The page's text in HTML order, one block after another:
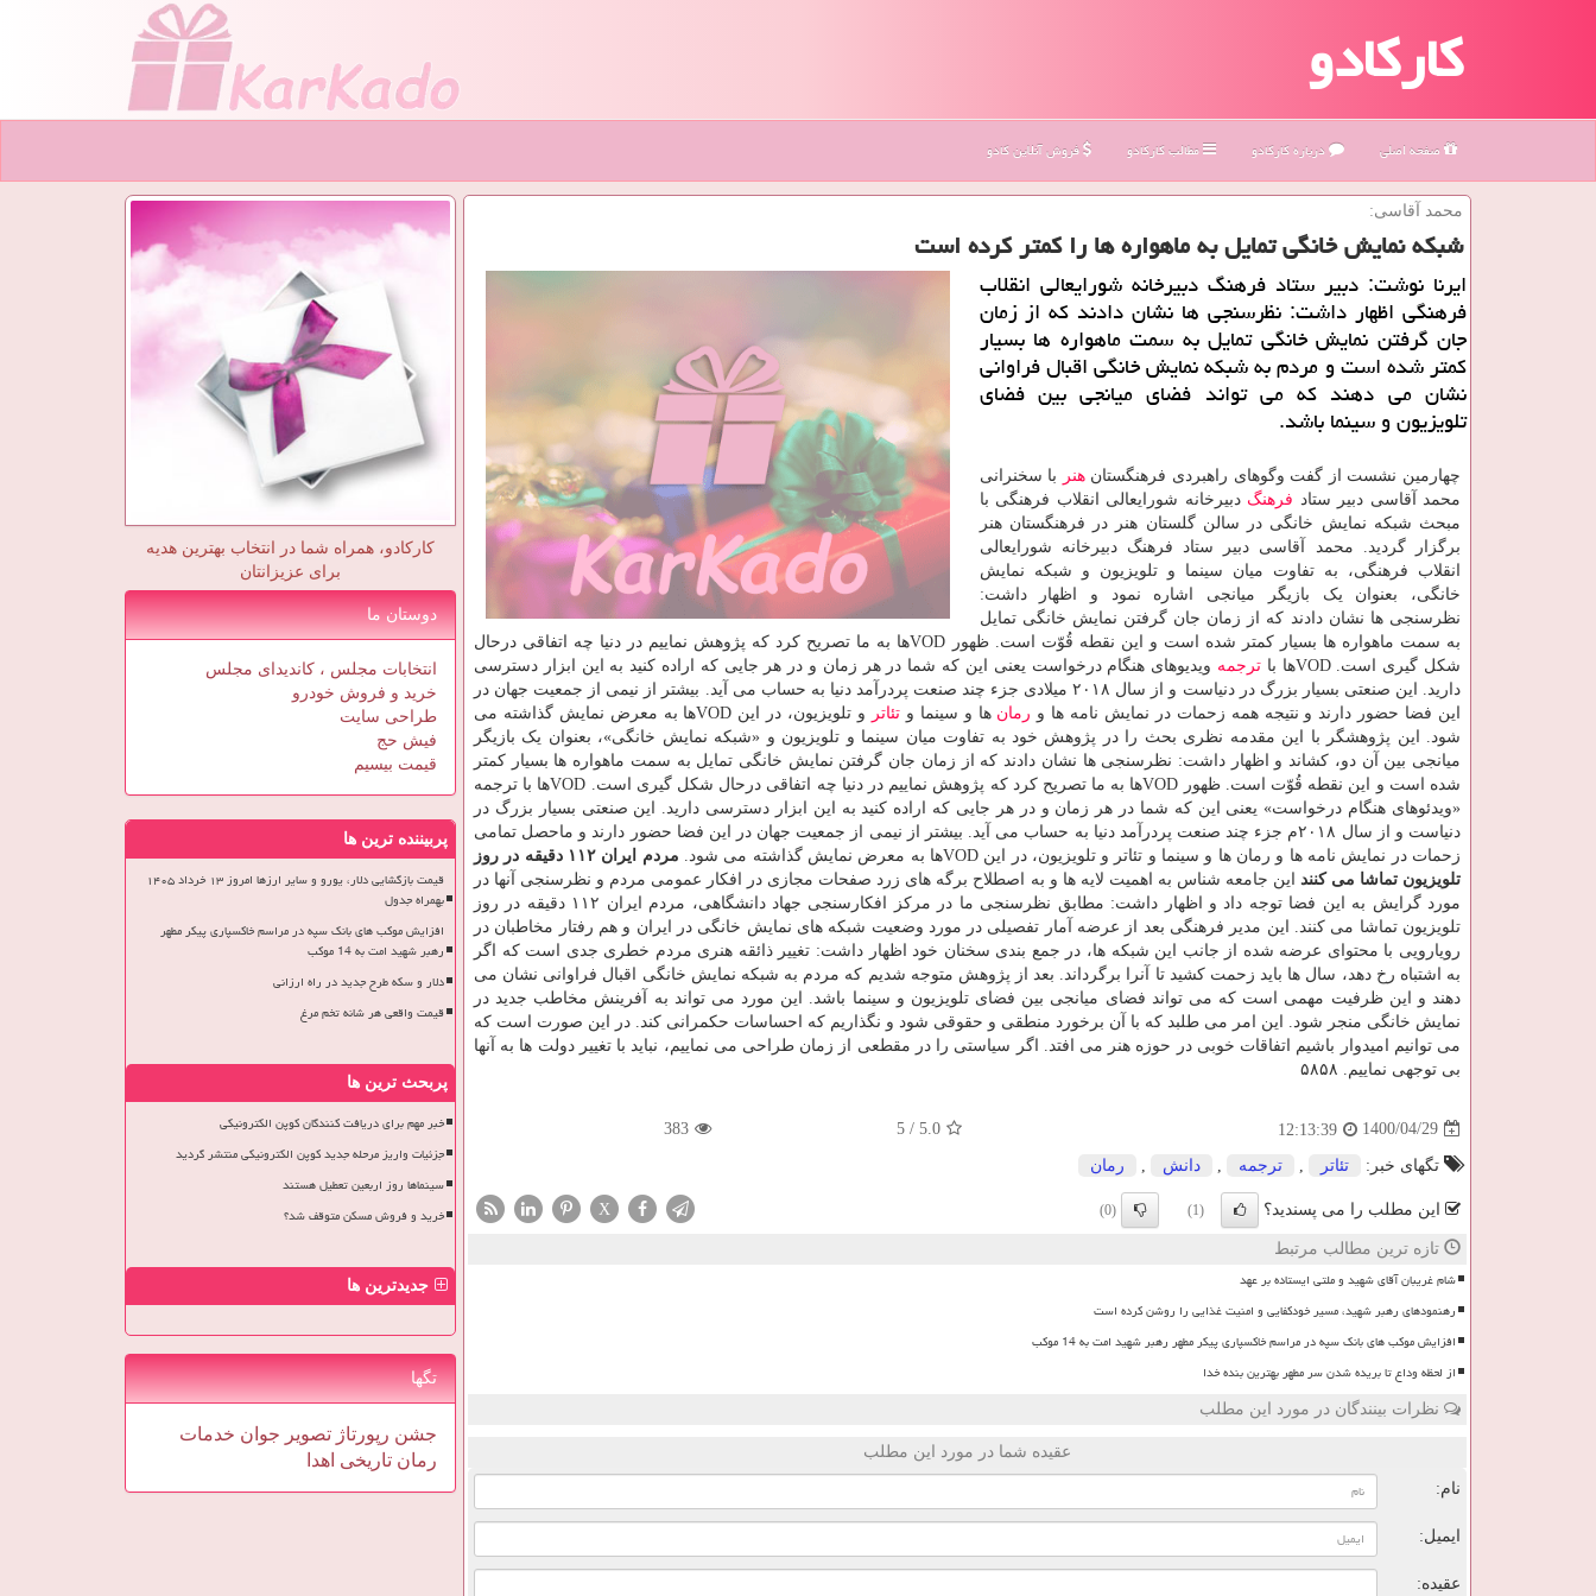
کارکادو
صفحه اصلی درباره كاركادو مطالب كاركادو فروش آنلاین کادو
محمد آقاسی:
شبكه نمایش خانگی تمایل به ماهواره ها را كمتر كرده است
ایرنا نوشت: دبیر ستاد فرهنگ دبیرخانه شورایعالی انقلاب
فرهنگی اظهار داشت: نظرسنجی ها نشان دادند که از زمان
جان گرفتن نمایش خانگی تمایل به سمت ماهواره ها بسیار
کمتر شده است و مردم به شبکه نمایش خانگی اقبال فراوانی
نشان می دهند که می تواند فضای میانجی بین فضای
تلویزیون و سینما باشد.
چهارمین نشست از گفت وگوهای راهبردی فرهنگستانهنر
با سخنرانی
محمد آقاسی دبیر ستاد فرهنگ دبیرخانه شورایعالی انقلاب فرهنگی با
مبحث شبکه نمایش خانگی در سالن گلستان هنر در فرهنگستان هنر
برگزار گردید. محمد آقاسی دبیر ستاد فرهنگ دبیرخانه شورایعالی
انقلاب فرهنگی، به تفاوت میان سینما و تلویزیون و شبکه نمایش
خانگی، بعنوان یک بازیگر میانجی اشاره نمود و اظهار داشت:
نظرسنجی ها نشان دادند که از زمان جان گرفتن نمایش خانگی تمایل
به سمت ماهواره ها بسیار کمتر شده است و این نقطه قُوّت است. ظهور VODها به ما تصریح کرد که پژوهش نماییم در دنیا چه اتفاقی درحال
شکل گیری است. VODها با
ترجمه ویدیوهای هنگام درخواست یعنی این که شما در هر زمان و در هر جایی که اراده کنید به این ابزار دسترسی
دارید. این صنعتی بسیار بزرگ در دنیاست و از سال ۲۰۱۸ میلادی جزء چند صنعت پردرآمد دنیا به حساب می آید. بیشتر از نیمی از جمعیت جهان در
این فضا حضور دارند و نتیجه همه زحمات در نمایش نامه ها و رمان ها و سینما وتئاتر
و تلویزیون، در این VODها به معرض نمایش گذاشته می
شود. این پژوهشگر با این مقدمه نظری بحث را در پژوهش خود به تفاوت میان سینما و تلویزیون و «شبکه نمایش خانگی»، بعنوان یک بازیگر
میانجی بین آن دو، کشاند و اظهار داشت: نظرسنجی ها نشان دادند که از زمان جان گرفتن نمایش خانگی تمایل به سمت ماهواره ها بسیار کمتر
شده است و این نقطه قُوّت است. ظهور VODها به ما تصریح کرد که پژوهش نماییم در دنیا چه اتفاقی درحال شکل گیری است. VODها با ترجمه
«ویدئوهای هنگام درخواست» یعنی این که شما در هر زمان و در هر جایی که اراده کنید به این ابزار دسترسی دارید. این صنعتی بسیار بزرگ در
دنیاست و از سال ۲۰۱۸م جزء چند صنعت پردرآمد دنیا به حساب می آید. بیشتر از نیمی از جمعیت جهان در این فضا حضور دارند و ماحصل تمامی
زحمات در نمایش نامه ها و رمان ها و سینما و تئاتر و تلویزیون، در این VODها به معرض نمایش گذاشته می شود.
مردم ایران ۱۱۲ دقیقه در روز
تلویزیون تماشا می کنند این جامعه شناس به اهمیت لایه ها و به اصطلاح برگه های زرد صفحات مجازی در افکار عمومی مردم و نظرسنجی آنها در
مورد گرایش به این فضا توجه داد و اظهار داشت: مطابق نظرسنجی ما در مرکز افکارسنجی جهاد دانشگاهی، مردم ایران ۱۱۲ دقیقه در روز
تلویزیون تماشا می کنند. این مدیر فرهنگی بعد از عرضه آمار تفصیلی در مورد وضعیت شبکه­ های نمایش خانگی در ایران و هم رفتار مخاطبان در
رویارویی با محتوای عرضه شده از جانب این شبکه ها، در جمع بندی سخنان خود اظهار داشت: تغییر ذائقه هنری مردم خطری جدی است که اگر
به اشتباه رخ دهد، سال ها باید زحمت کشید تا آنرا برگرداند. بعد از پژوهش متوجه شدیم که مردم به شبکه نمایش خانگی اقبال فراوانی نشان می
دهند و این ظرفیت مهمی است که می تواند فضای میانجی بین فضای تلویزیون و سینما باشد. این مورد می تواند به آفرینش مخاطب جدید در
نمایش خانگی منجر شود. این امر می طلبد که با آن برخورد منطقی و حقوقی شود و نگذاریم که احساسات حکمرانی کند. در این صورت است که
می توانیم امیدوار باشیم اتفاقات خوبی در حوزه هنر می افتد. اگر سیاستی را در مقطعی از زمان طراحی می نماییم، نباید با تغییر دولت ها به آنها
بی توجهی نماییم. ۵۸۵۸
1400/04/29
12:13:39
5.0
/
5
383
تگهای خبر: تئاتر ترجمه دانش رمان
این مطلب را می پسندید؟ (1)
(0)
X
تازه ترین مطالب مرتبط
شام غریبان آقای شهید و ملتی ایستاده بر عهد
رهنمودهای رهبر شهید، مسیر خودکفایی و امنیت غذایی را روشن کرده است
افزایش موکب های بانک سپه در مراسم خاکسپاری پیکر مطهر رهبر شهید امت به 14 موکب
از لحظه وداع تا بریده شدن سر مطهر بهترین بنده خدا
نظرات بینندگان در مورد این مطلب
عقیده شما در مورد این مطلب
نام:
ایمیل:
عقیده:
کارکادو، همراه شما در انتخاب بهترین هدیه
برای عزیزانتان
دوستان ما
انتخابات مجلس ، کاندیدای مجلس
خرید و فروش خودرو
طراحی سایت
فیش حج
قیمت بیسیم
پربیننده ترین ها
قیمت بازگشایی دلار، یورو و سایر ارزها امروز ۱۳ خرداد ۱۴۰۵
بهمراه جدول
افزایش موکب های بانک سپه در مراسم خاکسپاری پیکر مطهر
رهبر شهید امت به 14 موکب
دلار و سکه طرح جدید در راه ارزانی
قیمت واقعی هر شانه تخم مرغ
پربحث ترین ها
خبر مهم برای دریافت کنندگان کوپن الکترونیکی
جزئیات واریز مرحله جدید کوپن الکترونیکی منتشر گردید
سینماها روز اربعین تعطیل هستند
خرید و فروش مسکن متوقف شد؟
جدیدترین ها
تگها
جشن رپورتاژ تصویر جوان خدمات
رمان تاریخی اهدا